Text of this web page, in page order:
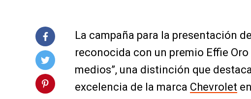
La campaña para la presentación
reconocida con un premio Effie
medios”, una distinción que
excelencia de la marca Chevrolet